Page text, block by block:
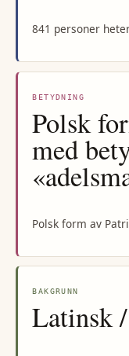
841 personer
BETYDNING
Polsk
med
Polsk form av
BAKGRUNN
Latinsk